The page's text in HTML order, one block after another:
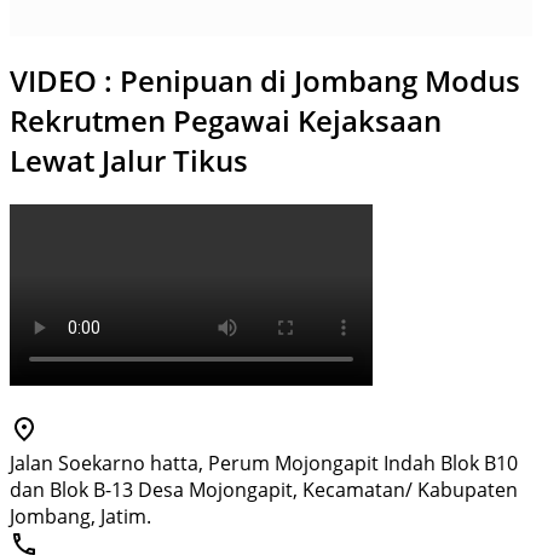
VIDEO : Penipuan di Jombang Modus
Rekrutmen Pegawai Kejaksaan
Lewat Jalur Tikus
Jalan Soekarno hatta, Perum Mojongapit Indah Blok B10
dan Blok B-13 Desa Mojongapit, Kecamatan/ Kabupaten
Jombang, Jatim.